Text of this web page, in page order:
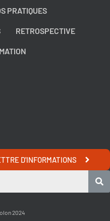
PRATIQUES
RETROSPECTIVE
D'INFORMATIONS
2024